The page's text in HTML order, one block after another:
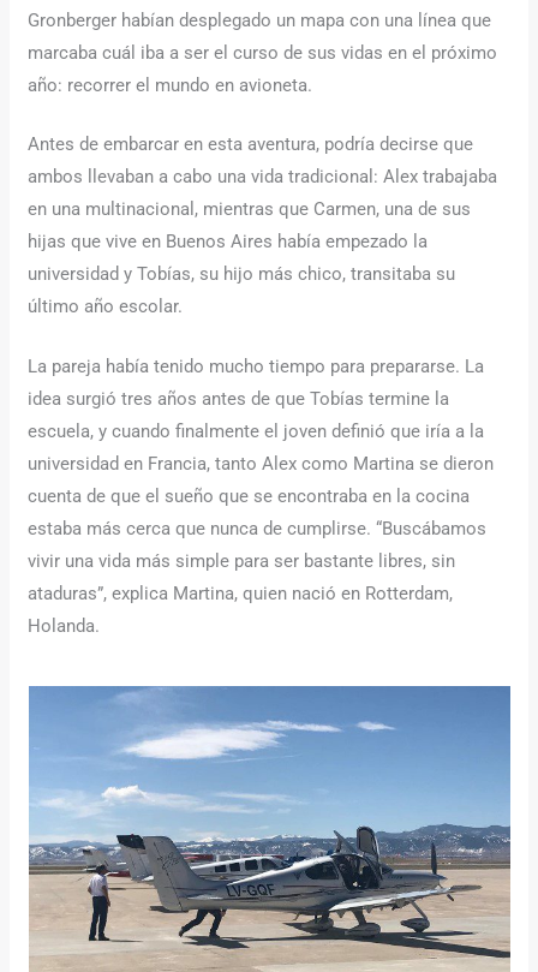
Gronberger habían desplegado un mapa con una línea que
marcaba cuál iba a ser el curso de sus vidas en el próximo
año: recorrer el mundo en avioneta.
Antes de embarcar en esta aventura, podría decirse que
ambos llevaban a cabo una vida tradicional: Alex trabajaba
en una multinacional, mientras que Carmen, una de sus
hijas que vive en Buenos Aires había empezado la
universidad y Tobías, su hijo más chico, transitaba su
último año escolar.
La pareja había tenido mucho tiempo para prepararse. La
idea surgió tres años antes de que Tobías termine la
escuela, y cuando finalmente el joven definió que iría a la
universidad en Francia, tanto Alex como Martina se dieron
cuenta de que el sueño que se encontraba en la cocina
estaba más cerca que nunca de cumplirse. “Buscábamos
vivir una vida más simple para ser bastante libres, sin
ataduras”, explica Martina, quien nació en Rotterdam,
Holanda.